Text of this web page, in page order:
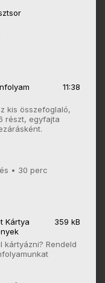
11:38
kis összefoglaló,
részt, egyfajta
• 30 perc
Kártya
359 kB
kártyázni? Rendeld